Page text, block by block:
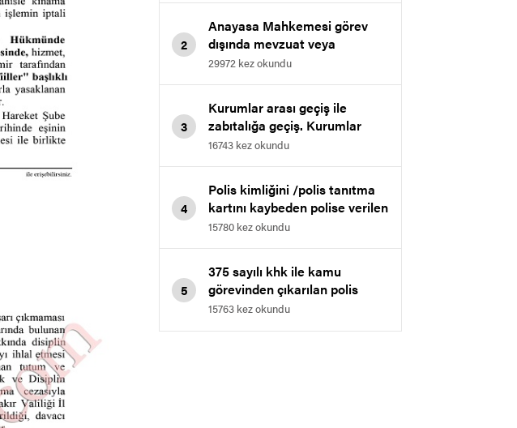
2
Anayasa Mahkemesi görev
dışında mevzuat veya
talimatlarla yasaklanan
29972 kez okundu
3
Kurumlar arası geçiş ile
zabıtalığa geçiş. Kurumlar
arası geçişte muvafakat
16743 kez okundu
4
Polis kimliğini /polis tanıtma
kartını kaybeden polise verilen
cezanın iptali
15780 kez okundu
5
375 sayılı khk ile kamu
görevinden çıkarılan polis
memurunun bölge idare
15763 kez okundu